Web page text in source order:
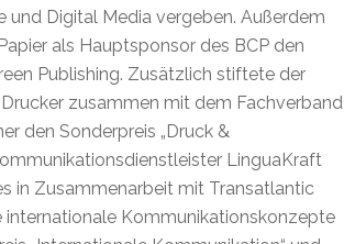
und Digital Media vergeben. Außerdem
als Hauptsponsor des BCP den
Publishing. Zusätzlich stiftete der
zusammen mit dem Fachverband
den Sonderpreis „Druck &
LinguaKraft
in Zusammenarbeit mit Transatlantic
internationale Kommunikationskonzepte